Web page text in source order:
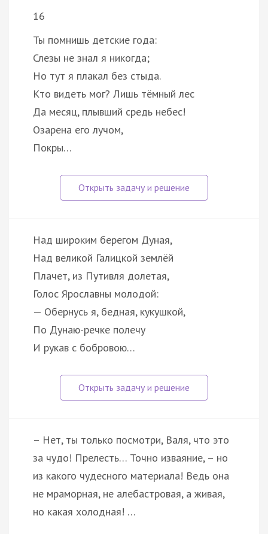
16
Ты помнишь детские года:
Слезы не знал я никогда;
Но тут я плакал без стыда.
Кто видеть мог? Лишь тёмный лес
Да месяц, плывший средь небес!
Озарена его лучом,
Покры…
Над широким берегом Дуная,
Над великой Галицкой землёй
Плачет, из Путивля долетая,
Голос Ярославны молодой:
— Обернусь я, бедная, кукушкой,
По Дунаю-речке полечу
И рукав с бобровою…
– Нет, ты только посмотри, Валя, что это
за чудо! Прелесть… Точно изваяние, – но
из какого чудесного материала! Ведь она
не мраморная, не алебастровая, а живая,
но какая холодная! …